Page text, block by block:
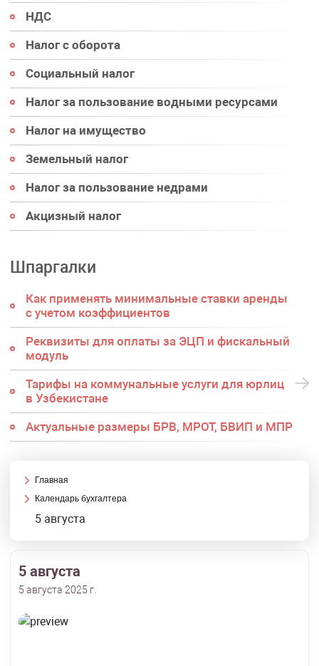
НДС
Налог с оборота
Социальный налог
Налог за пользование водными ресурсами
Налог на имущество
Земельный налог
Налог за пользование недрами
Акцизный налог
Шпаргалки
Как применять минимальные ставки аренды
с учетом коэффициентов
Реквизиты для оплаты за ЭЦП и фискальный
модуль
Тарифы на коммунальные услуги для юрлиц
в Узбекистане
Актуальные размеры БРВ, МРОТ, БВИП и МПР
Главная
Календарь бухгалтера
5 августа
5 августа
5 августа 2025 г.